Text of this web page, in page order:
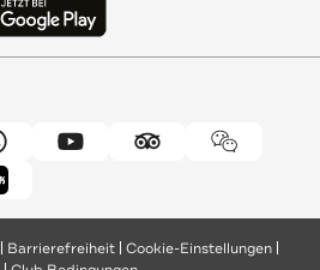
Barrierefreiheit Cookie-Einstellungen